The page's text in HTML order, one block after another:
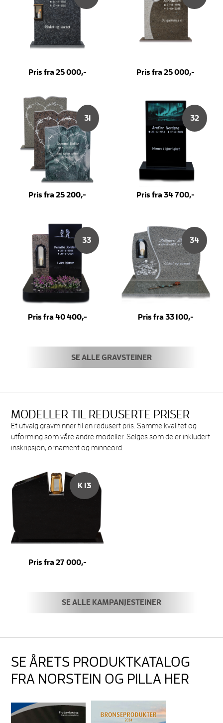
Pris fra 25 000,- Pris fra 25 000,-
Pris fra 25 200,-
31
Pris fra 34 700,-
32
Pris fra 40 400,-
33
Pris fra 33 100,-
34
SE ALLE GRAVSTEINER
MODELLER TIL REDUSERTE PRISER
Et utvalg gravminner til en redusert pris. Samme kvalitet og
utforming som våre andre modeller. Selges som de er inkludert
inskripsjon, ornament og minneord.
Pris fra 27 000,-
K 13
SE ALLE KAMPANJESTEINER
SE ÅRETS PRODUKTKATALOG
FRA NORSTEIN OG PILLA HER